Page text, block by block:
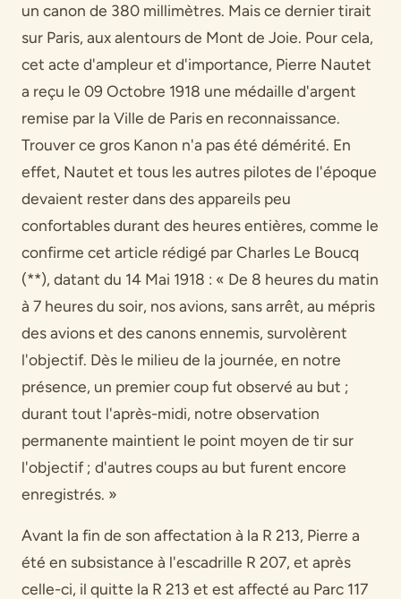
un canon de 380 millimètres. Mais ce dernier tirait
sur Paris, aux alentours de Mont de Joie. Pour cela,
cet acte d'ampleur et d'importance, Pierre Nautet
a reçu le 09 Octobre 1918 une médaille d'argent
remise par la Ville de Paris en reconnaissance.
Trouver ce gros Kanon n'a pas été démérité. En
effet, Nautet et tous les autres pilotes de l'époque
devaient rester dans des appareils peu
confortables durant des heures entières, comme le
confirme cet article rédigé par Charles Le Boucq
(**), datant du 14 Mai 1918 : « De 8 heures du matin
à 7 heures du soir, nos avions, sans arrêt, au mépris
des avions et des canons ennemis, survolèrent
l'objectif. Dès le milieu de la journée, en notre
présence, un premier coup fut observé au but ;
durant tout l'après-midi, notre observation
permanente maintient le point moyen de tir sur
l'objectif ; d'autres coups au but furent encore
enregistrés. »
Avant la fin de son affectation à la R 213, Pierre a
été en subsistance à l'escadrille R 207, et après
celle-ci, il quitte la R 213 et est affecté au Parc 117